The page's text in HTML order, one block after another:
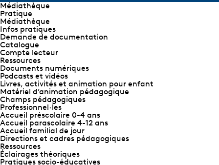
Médiathèque
Pratique
Médiathèque
Infos pratiques
Demande de documentation
Catalogue
Compte lecteur
Ressources
Documents numériques
Podcasts et vidéos
Livres, activités et animation pour enfant
Matériel d’animation pédagogique
Champs pédagogiques
Professionnel∙les
Accueil préscolaire 0-4 ans
Accueil parascolaire 4-12 ans
Accueil familial de jour
Directions et cadres pédagogiques
Ressources
Éclairages théoriques
Pratiques socio-éducatives